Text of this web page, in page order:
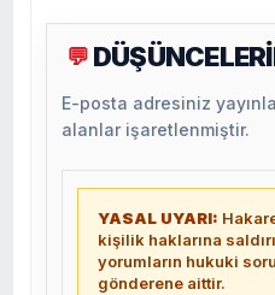
💬
E-posta adresiniz
alanlar işaretlenmiştir.
YASAL UYARI:
kişilik haklarına
yorumların hukuki
gönderene aittir.